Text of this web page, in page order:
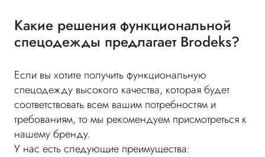
Какие решения функциональной
спецодежды предлагает Brodeks?
Если вы хотите получить функциональную
спецодежду высокого качества, которая будет
соответствовать всем вашим потребностям и
требованиям, то мы рекомендуем присмотреться к
нашему бренду.
У нас есть следующие преимущества: